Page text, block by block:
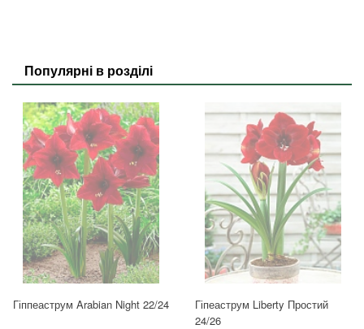
Популярні в розділі
Гіппеаструм Arabian Night 22/24
Гіпеаструм Liberty Простий
24/26